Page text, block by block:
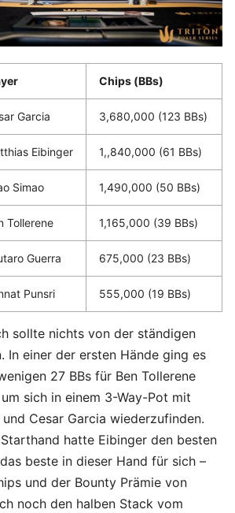
Chips (BBs)
Garcia 3,680,000 (123 BBs)
Eibinger 1,,840,000 (61 BBs)
Simao 1,490,000 (50 BBs)
Tollerene 1,165,000 (39 BBs)
Guerra 675,000 (23 BBs)
Punsri 555,000 (19 BBs)
sollte nichts von der ständigen
In einer der ersten Hände ging es
27 BBs für Ben Tollerene
sich in einem 3-Way-Pot mit
Cesar Garcia wiederzufinden.
hatte Eibinger den besten
beste in dieser Hand für sich –
und der Bounty Prämie von
noch den halben Stack vom